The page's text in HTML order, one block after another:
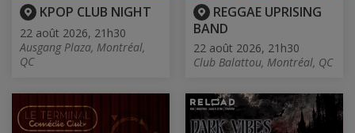
KPOP CLUB NIGHT
22 août 2026, 21h30
Ausgang Plaza, Montréal,
QC
REGGAE UPRISING
BAND
22 août 2026, 21h30
Club Balattou, Montréal, QC